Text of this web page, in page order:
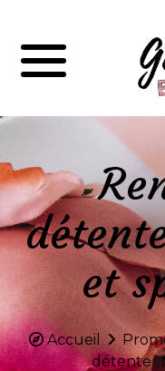
et
Accueil
détente :